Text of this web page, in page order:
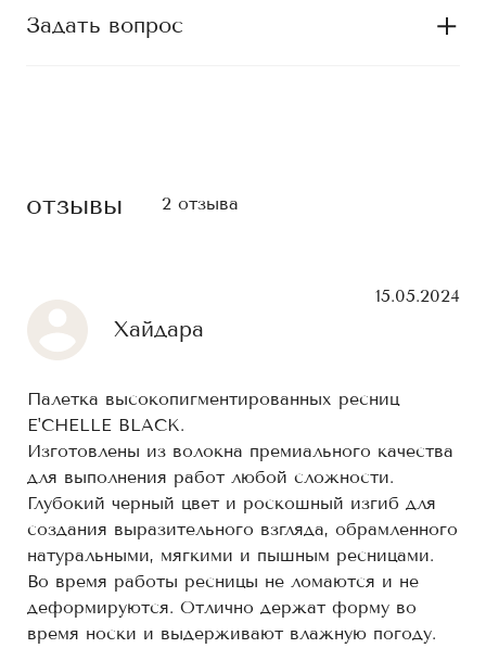
Задать вопрос
отзывы 2 отзыва
Хайдара
15.05.2024
Палетка высокопигментированных ресниц
E'CHELLE BLACK.
Изготовлены из волокна премиального качества
для выполнения работ любой сложности.
Глубокий черный цвет и роскошный изгиб для
создания выразительного взгляда, обрамленного
натуральными, мягкими и пышным ресницами.
Во время работы ресницы не ломаются и не
деформируются. Отлично держат форму во
время носки и выдерживают влажную погоду.